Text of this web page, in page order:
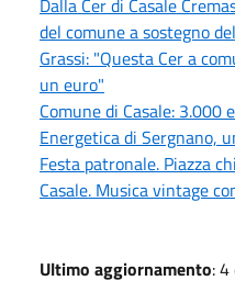
del comune a sostegno
Grassi: "Questa Cer a
un euro"
Comune di Casale: 3.000
Energetica di Sergnano,
Festa patronale. Piazza
Casale. Musica vintage
Ultimo aggiornamento: